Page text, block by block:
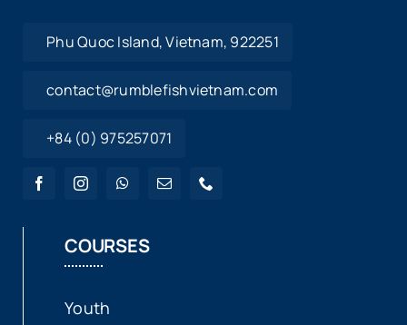
Phu Quoc Island, Vietnam, 922251
contact@rumblefishvietnam.com
+84 (0) 975257071
COURSES
Youth